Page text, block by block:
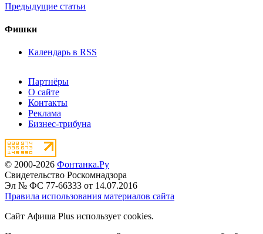
Предыдущие статьи
Фишки
Календарь в RSS
Партнёры
О сайте
Контакты
Реклама
Бизнес-трибуна
© 2000-2026 Фонтанка.Ру
Свидетельство Роскомнадзора
Эл № ФС 77-66333 от 14.07.2016
Правила использования материалов сайта
Сайт Афиша Plus использует cookies.